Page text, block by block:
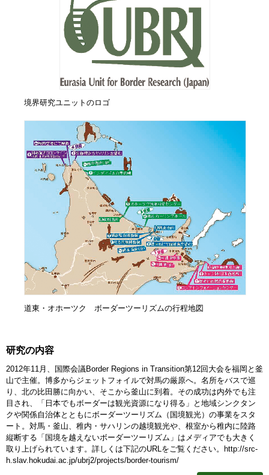
境界研究ユニットのロゴ
道東・オホーツク ボーダーツーリズムの行程地図
研究の内容
2012年11月、国際会議Border Regions in Transition第12回大会を福岡と釜
山で主催。博多からジェットフォイルで対馬の厳原へ。名所をバスで巡
り、北の比田勝に向かい、そこから釜山に到着。その成功は内外でも注
目され、「日本でもボーダーは観光資源になり得る」と地域シンクタン
クや関係自治体とともにボーダーツーリズム（国境観光）の事業をスタ
ート。対馬・釜山、稚内・サハリンの越境観光や、根室から稚内に陸路
縦断する「国境を越えないボーダーツーリズム」はメディアでも大きく
取り上げられています。詳しくは下記のURLをご覧ください。http://src-
h.slav.hokudai.ac.jp/ubrj2/projects/border-tourism/